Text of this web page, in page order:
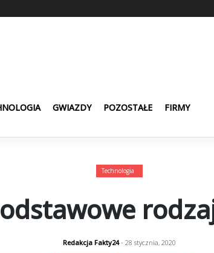
GWIAZDY POZOSTAŁE FIRMY
Technologia
Redakcja Fakty24- 28 stycznia, 2020